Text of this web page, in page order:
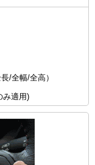
/全幅/全高）
み適用)